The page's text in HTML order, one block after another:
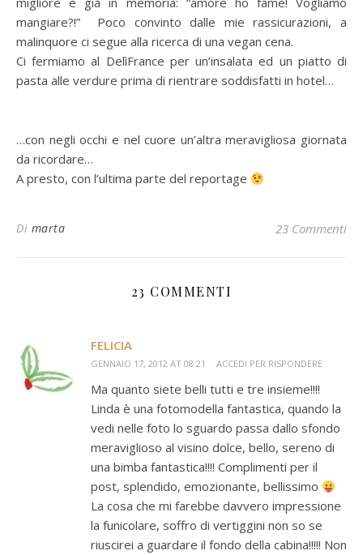
mangiare?!” Poco convinto dalle mie rassicurazioni, a
malinquore ci segue alla ricerca di una vegan cena.
Ci fermiamo al DelìFrance per un’insalata ed un piatto di
pasta alle verdure prima di rientrare soddisfatti in hotel…
…con negli occhi e nel cuore un’altra meravigliosa giornata
da ricordare…
A presto, con l’ultima parte del reportage
Di marta 23 Commenti
23 COMMENTI
FELICIA
GENNAIO 17, 2012 AT 08:21 ACCEDI PER RISPONDERE
Ma quanto siete belli tutti e tre insieme!!!!
Linda è una fotomodella fantastica, quando la
vedi nelle foto lo sguardo passa dallo sfondo
meraviglioso al visino dolce, bello, sereno di
una bimba fantastica!!!! Complimenti per il
post, splendido, emozionante, bellissimo
La cosa che mi farebbe davvero impressione
la funicolare, soffro di vertiggini non so se
riuscirei a guardare il fondo della cabina!!!!! Non